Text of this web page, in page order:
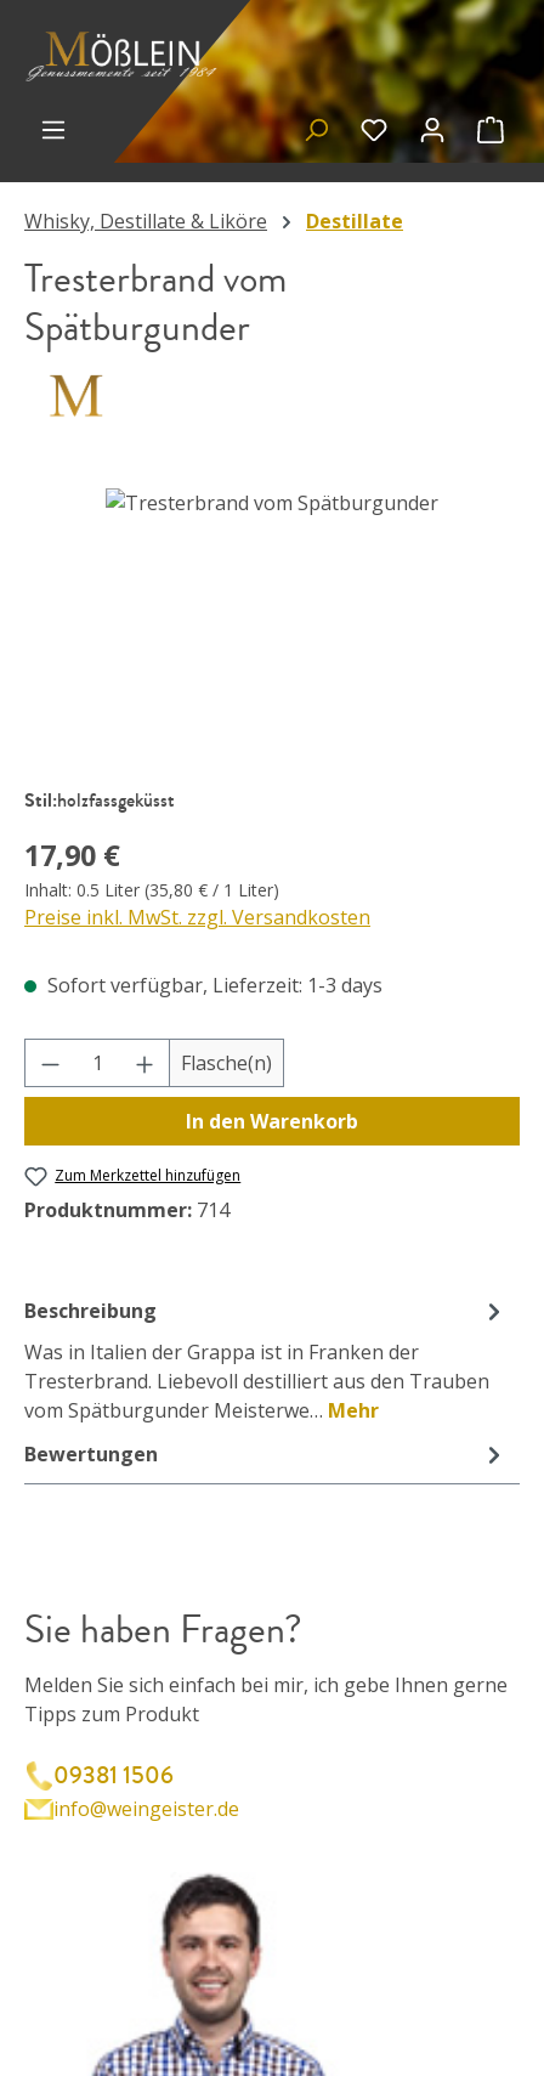
Zum Hauptinhalt springen
Du hast 0
Whisky, Destillate & Liköre Destillate
Tresterbrand vom
Spätburgunder
Bildergalerie überspringen
Stil:holzfassgeküsst
Regulärer Preis:
17,90 €
Inhalt: 0.5 Liter (35,80 € / 1 Liter)
Preise inkl. MwSt. zzgl. Versandkosten
Sofort verfügbar, Lieferzeit: 1-3 days
Produkt Anzahl: Gib den gewünschten
Flasche(n)
In den Warenkorb
Zum Merkzettel hinzufügen
Produktnummer: 714
Beschreibung
Was in Italien der Grappa ist in Franken der
Tresterbrand. Liebevoll destilliert aus den Trauben
vom Spätburgunder Meisterwe… Mehr
Bewertungen
Sie haben Fragen?
Melden Sie sich einfach bei mir, ich gebe Ihnen gerne
Tipps zum Produkt
09381 1506
info@weingeister.de